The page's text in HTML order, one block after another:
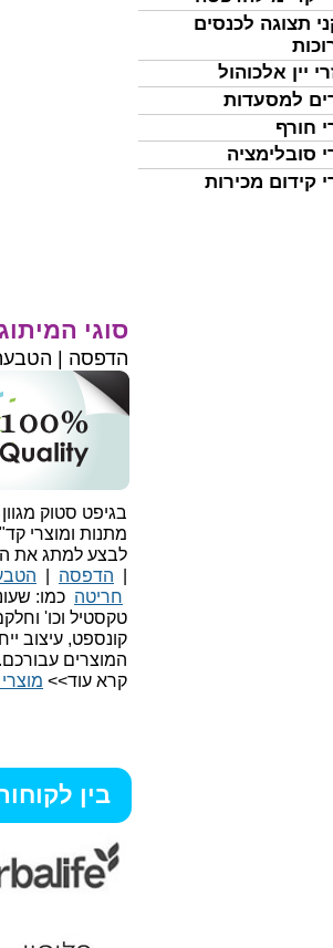
תצוגה לכנסים
יין אלכוהול
למסעדות
חורף
סובלימציה
קידום מכירות
בגיפט סטוק
מתנות ומוצרי
לבצע למתג את
הדפסה
חריטה כמו:
טקסטיל וכו'
קונספט, עיצוב
המוצרים עבורכם.
קרא עוד>>
סוגי
הדפסה |
בין